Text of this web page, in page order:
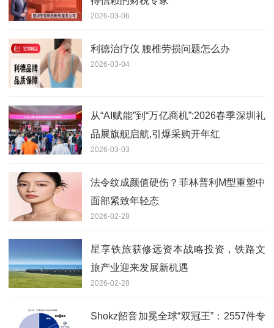
2026-03-06
利德治疗仪 腰椎劳损问题怎么办
2026-03-04
从“AI赋能”到“万亿商机”:2026春季深圳礼
品展旗舰启航,引爆采购开年红
2026-03-03
法令纹成颜值硬伤？菲林普利M型重塑中
面部紧致年轻态
2026-02-28
星享铁旅获修远资本战略投资，铁路文
旅产业迎来发展新机遇
2026-02-28
Shokz韶音加冕全球“双冠王”：2557件专